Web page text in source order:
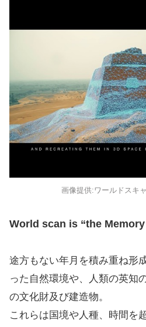
画像提供:ワールドスキ
World scan is “the
途方もない年月を積み重ね形
った自然環境や、人類の英知
の文化財及び建造物。
これらは国境や人種、時間を